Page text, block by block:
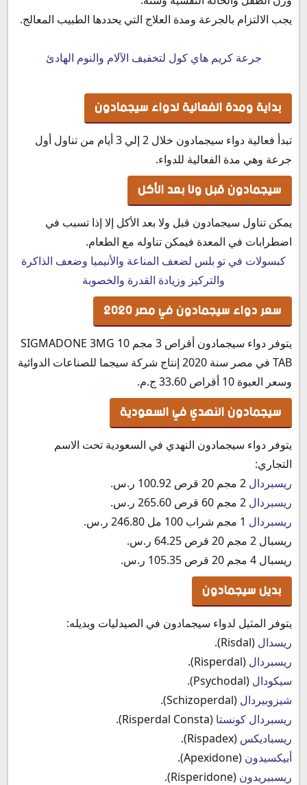
يجب الالتزام بالجرعة ومدة العلاج التي يحددها الطبيب المعالج.
جرعة كريم هاي كول لتخفيف الآلام والنوم الهادئ
بداية ومدة الفعالية لدواء سيجمادون
تبدأ فعالية دواء سيجمادون خلال 2 إلي 3 أيام من تناول أول
جرعة وهي مدة الفعالية للدواء.
سيجمادون قبل ولا بعد الأكل
يمكن تناول سيجمادون قبل ولا بعد الأكل إلا إذا تسبب في
اضطرابات في المعدة فيمكن تناوله مع الطعام.
كبسولات في تو بلس لضعف المناعة والأنيميا وضعف الذاكرة
والتركيز وزيادة القدرة والخصوبة
سعر دواء سيجمادون في مصر 2020
يتوفر دواء
سيجمادون أقراص 3 مجم SIGMADONE 3MG 10
TAB في مصر سنة 2020 إنتاج شركة سيجما للصناعات الدوائية
وسعر العبوة 10 أقراص 33.60 ج.م.
سيجمادون النهدي في السعودية
يتوفر دواء سيجمادون النهدي في السعودية تحت الاسم
التجاري:
ريسبردال
ريسبردال
ريسبردال
ريسبال 2 مجم 20 قرص 64.25 ر.س.‏
ريسبال 4 مجم 20 قرص 105.35 ر.س.‏
بديل سيجمادون
يتوفر المثيل لدواء سيجمادون في الصيدليات وبديله:
ريسدال (Risdal).
ريسبردال (Risperdal).
سيكودال (Psychodal).
شيزوبيردال (Schizoperdal).
ريسبردال كونستا (Risperdal Consta).
ريسباديكس (Rispadex).
أبيكسيدون (Apexidone).
ريسبيريدون (Risperidone).